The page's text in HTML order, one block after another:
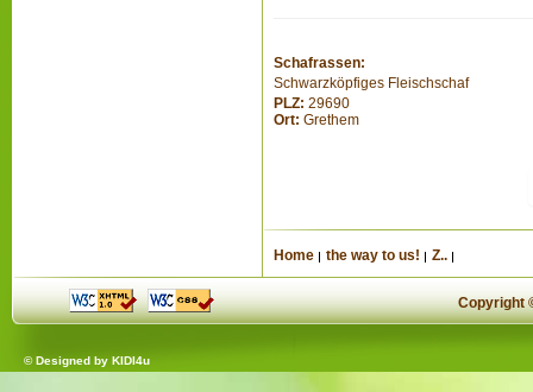
Schafrassen:
Schwarzköpfiges Fleischschaf
PLZ: 29690
Ort: Grethem
Home the way to us! Z..
Copyright
© Designed by KIDI4u